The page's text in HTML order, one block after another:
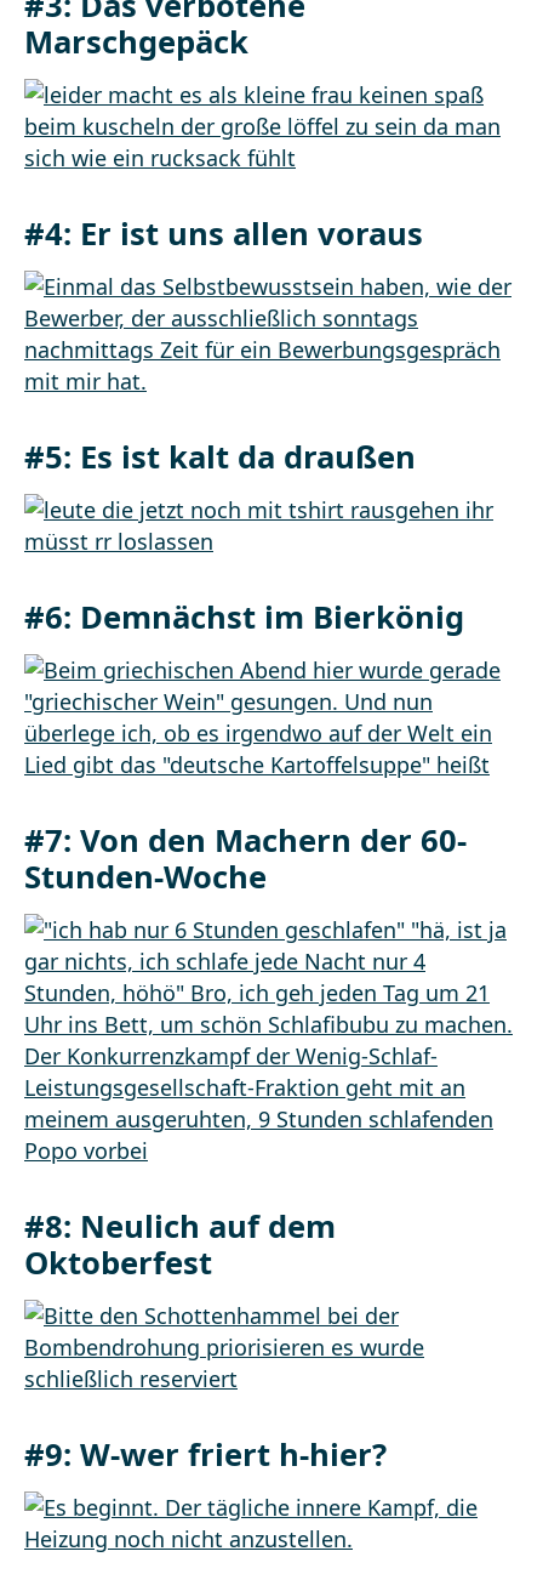
Marschgepäck
#4: Er ist uns allen voraus
#5: Es ist kalt da draußen
#6: Demnächst im Bierkönig
#7: Von den Machern der 60-
Stunden-Woche
#8: Neulich auf dem
Oktoberfest
#9: W-wer friert h-hier?